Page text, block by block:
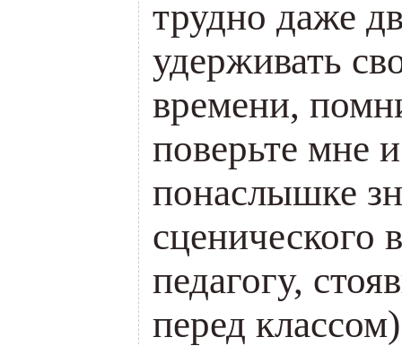
трудно даже
удерживать
времени,
поверьте мне
понаслышке
сценического
педагогу,
перед